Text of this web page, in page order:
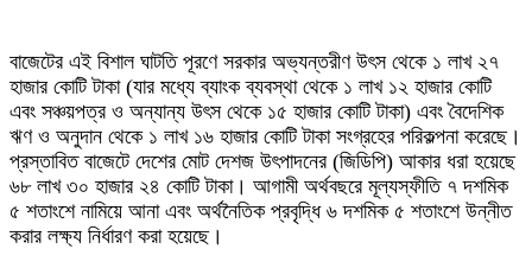
বাজেটের এই বিশাল ঘাটতি পূরণে সরকার অভ্যন্তরীণ উৎস থেকে ১ লাখ ২৭
হাজার কোটি টাকা (যার মধ্যে ব্যাংক ব্যবস্থা থেকে ১ লাখ ১২ হাজার কোটি
এবং সঞ্চয়পত্র ও অন্যান্য উৎস থেকে ১৫ হাজার কোটি টাকা) এবং বৈদেশিক
ঋণ ও অনুদান থেকে ১ লাখ ১৬ হাজার কোটি টাকা সংগ্রহের পরিকল্পনা করেছে।
প্রস্তাবিত বাজেটে দেশের মোট দেশজ উৎপাদনের (জিডিপি) আকার ধরা হয়েছে
৬৮ লাখ ৩০ হাজার ২৪ কোটি টাকা। আগামী অর্থবছরে মূল্যস্ফীতি ৭ দশমিক
৫ শতাংশে নামিয়ে আনা এবং অর্থনৈতিক প্রবৃদ্ধি ৬ দশমিক ৫ শতাংশে উন্নীত
করার লক্ষ্য নির্ধারণ করা হয়েছে।